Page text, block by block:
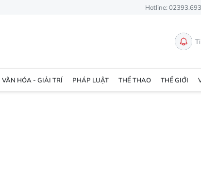
Hotline:
VĂN HÓA - GIẢI TRÍ PHÁP LUẬT THỂ THAO THẾ GIỚI